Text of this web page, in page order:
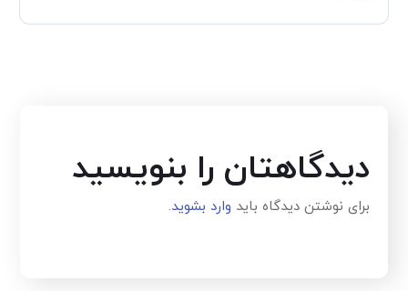
دیدگاهتان را بنویسید
برای نوشتن دیدگاه باید وارد بشوید.